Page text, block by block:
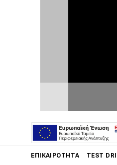
ΕΠΙΚΑΙΡΌΤΗΤΑ TEST
Τελικά οι
Ferrari τη μάτιασαν!